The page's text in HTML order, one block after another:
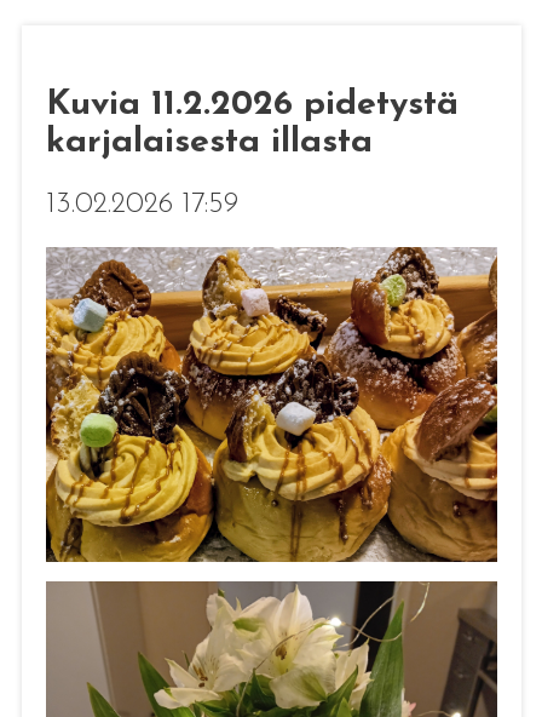
Kuvia 11.2.2026 pidetystä
karjalaisesta illasta
13.02.2026 17:59